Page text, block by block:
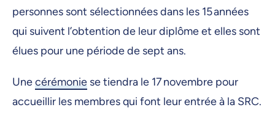
personnes sont sélectionnées dans les 15 années
qui suivent l’obtention de leur diplôme et elles sont
élues pour une période de sept ans.
Unecérémonie se tiendra le 17 novembre pour
accueillir les membres qui font leur entrée à la SRC.